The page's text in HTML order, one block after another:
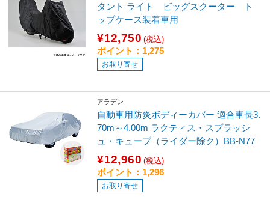
タント ライト ビッグスクーター ト
ップケース装着車用
¥12,750 (税込)
ポイント：1,275
お取り寄せ
アラデン
自動車用防炎ボディーカバー 適合車長3.
70m～4.00m ラクティス・スプラッシ
ュ・キューブ（ライダー除ク）BB-N77
¥12,960 (税込)
ポイント：1,296
お取り寄せ